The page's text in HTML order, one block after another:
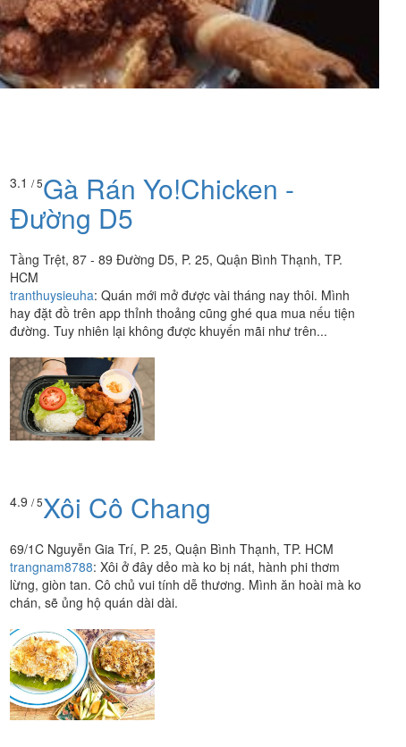
3.1 / 5Gà Rán Yo!Chicken -
Đường D5
Tầng Trệt, 87 - 89 Đường D5, P. 25, Quận Bình Thạnh, TP.
HCM
tranthuysieuha: Quán mới mở được vài tháng nay thôi. Mình
hay đặt đồ trên app thỉnh thoảng cũng ghé qua mua nếu tiện
đường. Tuy nhiên lại không được khuyến mãi như trên...
4.9 / 5Xôi Cô Chang
69/1C Nguyễn Gia Trí, P. 25, Quận Bình Thạnh, TP. HCM
trangnam8788: Xôi ở đây dẻo mà ko bị nát, hành phi thơm
lừng, giòn tan. Cô chủ vui tính dễ thương. Mình ăn hoài mà ko
chán, sẽ ủng hộ quán dài dài.